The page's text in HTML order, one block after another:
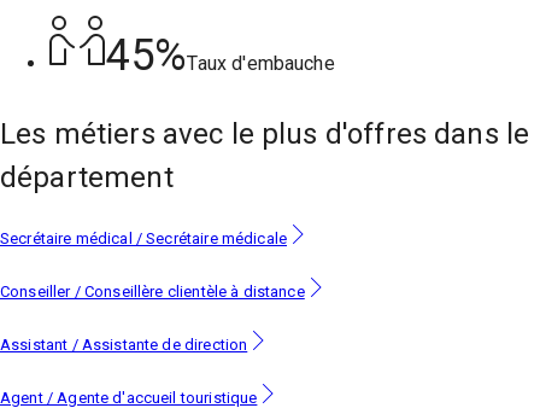
45%Taux d'embauche
Les métiers avec le plus d'offres dans le
département
Secrétaire médical / Secrétaire médicale
Conseiller / Conseillère clientèle à distance
Assistant / Assistante de direction
Agent / Agente d'accueil touristique